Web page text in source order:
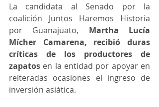
La candidata al Senado por la
coalición Juntos Haremos Historia
por Guanajuato, Martha Lucía
Mícher Camarena, recibió duras
críticas de los productores de
zapatos en la entidad por apoyar en
reiteradas ocasiones el ingreso de
inversión asiática.